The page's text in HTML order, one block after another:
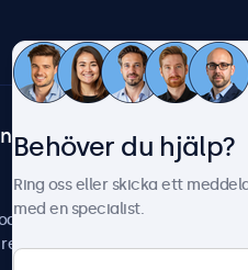
Om
Nyheter &
Jobba hos
Behöver du hjälp?
Ring oss eller skicka ett
med en specialist.